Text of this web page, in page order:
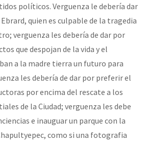
políticos. Verguenza le debería dar
quien es culpable de la tragedia
verguenza les debería de dar por
que despojan de la vida y el
a la madre tierra un futuro para
les debería de dar por preferir el
por encima del rescate a los
de la Ciudad; verguenza les debe
e inauguar un parque con la
como si una fotografia